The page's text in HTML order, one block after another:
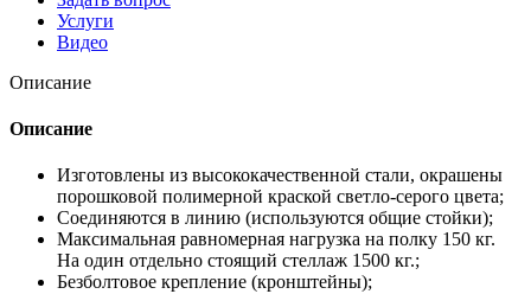
Услуги
Видео
Описание
Описание
Изготовлены из высококачественной стали, окрашены
порошковой полимерной краской светло-серого цвета;
Соединяются в линию (используются общие стойки);
Максимальная равномерная нагрузка на полку 150 кг.
На один отдельно стоящий стеллаж 1500 кг.;
Безболтовое крепление (кронштейны);